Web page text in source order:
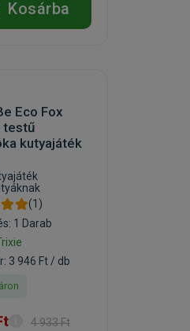
Kosárba
Eco Fox
testű
kutyajáték
(1)
1 Darab
3 946 Ft / db
4 933 Ft